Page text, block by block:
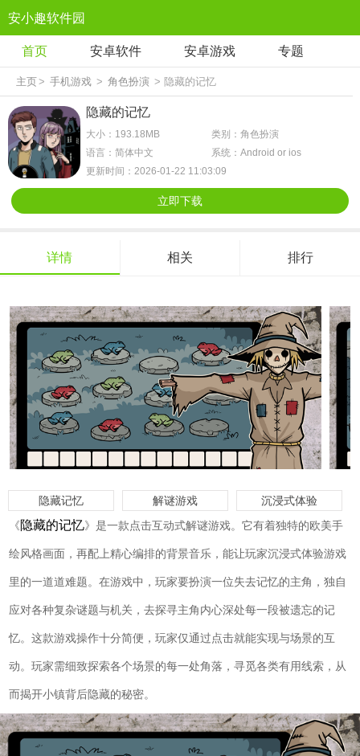
安小趣软件园
首页 安卓软件 安卓游戏 专题
主页> 手机游戏 > 角色扮演 > 隐藏的记忆
隐藏的记忆
大小：193.18MB
类别：角色扮演
语言：简体中文
系统：Android or ios
更新时间：2026-01-22 11:03:09
立即下载
详情 相关 排行
隐藏记忆 解谜游戏
沉浸式体验
《隐藏的记忆》是一款点击互动式解谜游戏。它有着独特的欧美手
绘风格画面，再配上精心编排的背景音乐，能让玩家沉浸式体验游戏
里的一道道难题。在游戏中，玩家要扮演一位失去记忆的主角，独自
应对各种复杂谜题与机关，去探寻主角内心深处每一段被遗忘的记
忆。这款游戏操作十分简便，玩家仅通过点击就能实现与场景的互
动。玩家需细致探索各个场景的每一处角落，寻觅各类有用线索，从
而揭开小镇背后隐藏的秘密。